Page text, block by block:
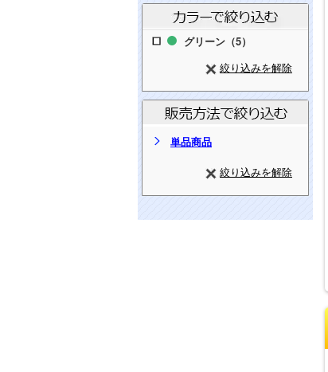
グリーン（5）
絞り込みを解除
単品商品
絞り込みを解除